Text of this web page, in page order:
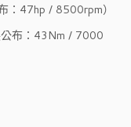
：47hp / 8500rpm）
布：43Nm / 7000